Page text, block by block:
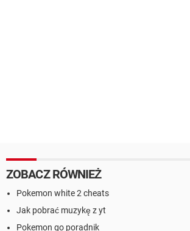
ZOBACZ RÓWNIEŻ
Pokemon white 2 cheats
Jak pobrać muzykę z yt
Pokemon go poradnik